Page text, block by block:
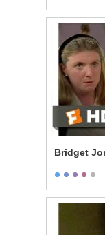
Bridget